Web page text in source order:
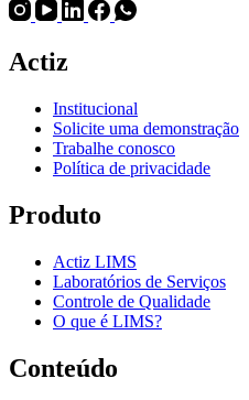
Actiz
Institucional
Solicite uma demonstração
Trabalhe conosco
Política de privacidade
Produto
Actiz LIMS
Laboratórios de Serviços
Controle de Qualidade
O que é LIMS?
Conteúdo